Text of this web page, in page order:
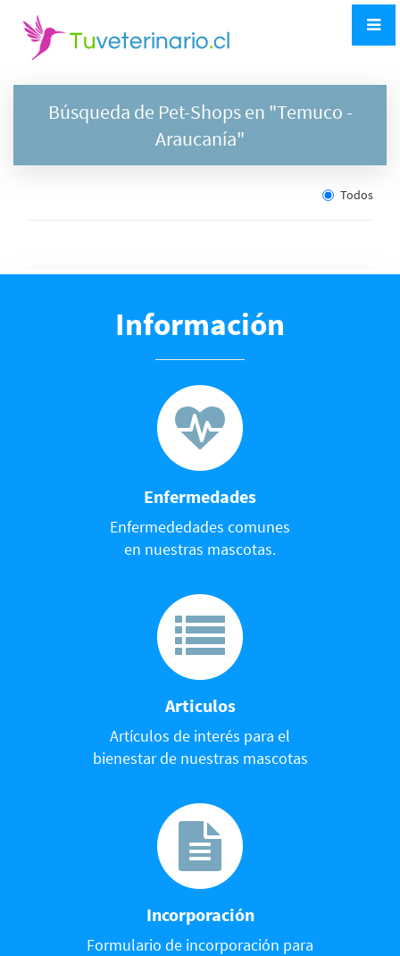
Búsqueda de Pet-Shops en "Temuco -
Araucanía"
Todos
Información
Enfermedades
Enfermededades comunes
en nuestras mascotas.
Articulos
Artículos de interés para el
bienestar de nuestras mascotas
Incorporación
Formulario de incorporación para